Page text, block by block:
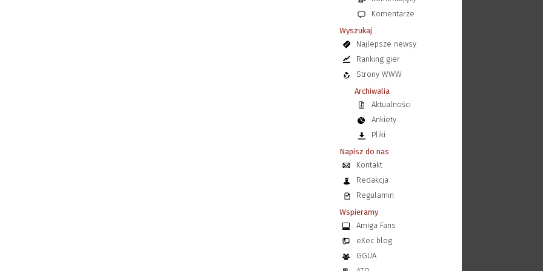
Komentarze
Wyszukaj
Najlepsze newsy
Ranking gier
Strony WWW
Archiwalia
Aktualności
Ankiety
Pliki
Napisz do nas
Kontakt
Redakcja
Regulamin
Wspieramy
Amiga Fans
eXec blog
GGUA